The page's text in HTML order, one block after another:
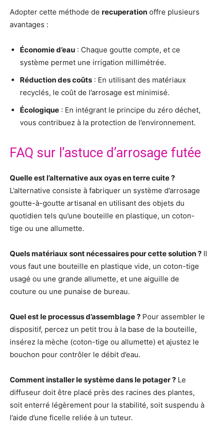
Adopter cette méthode de recuperation offre plusieurs
avantages :
Économie d’eau : Chaque goutte compte, et ce
système permet une irrigation millimétrée.
Réduction des coûts : En utilisant des matériaux
recyclés, le coût de l’arrosage est minimisé.
Écologique : En intégrant le principe du zéro déchet,
vous contribuez à la protection de l’environnement.
FAQ sur l’astuce d’arrosage futée
Quelle est l’alternative aux oyas en terre cuite ?
L’alternative consiste à fabriquer un système d’arrosage
goutte-à-goutte artisanal en utilisant des objets du
quotidien tels qu’une bouteille en plastique, un coton-
tige ou une allumette.
Quels matériaux sont nécessaires pour cette solution ? Il
vous faut une bouteille en plastique vide, un coton-tige
usagé ou une grande allumette, et une aiguille de
couture ou une punaise de bureau.
Quel est le processus d’assemblage ? Pour assembler le
dispositif, percez un petit trou à la base de la bouteille,
insérez la mèche (coton-tige ou allumette) et ajustez le
bouchon pour contrôler le débit d’eau.
Comment installer le système dans le potager ? Le
diffuseur doit être placé près des racines des plantes,
soit enterré légèrement pour la stabilité, soit suspendu à
l’aide d’une ficelle reliée à un tuteur.